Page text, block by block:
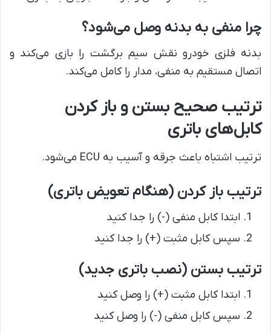
چرا منفی به بدنه وصل می‌شود؟
بدنه فلزی خودرو نقش سیم برگشت را بازی می‌کند و
اتصال مستقیم به منفی، مدار را کامل می‌کند.
ترتیب صحیح بستن و باز کردن
کابل‌های باتری
ترتیب اشتباه باعث جرقه و آسیب به ECU می‌شود.
ترتیب باز کردن (هنگام تعویض باتری)
ابتدا کابل منفی (-) را جدا کنید
سپس کابل مثبت (+) را جدا کنید
ترتیب بستن (نصب باتری جدید)
ابتدا کابل مثبت (+) را وصل کنید
سپس کابل منفی (-) را وصل کنید